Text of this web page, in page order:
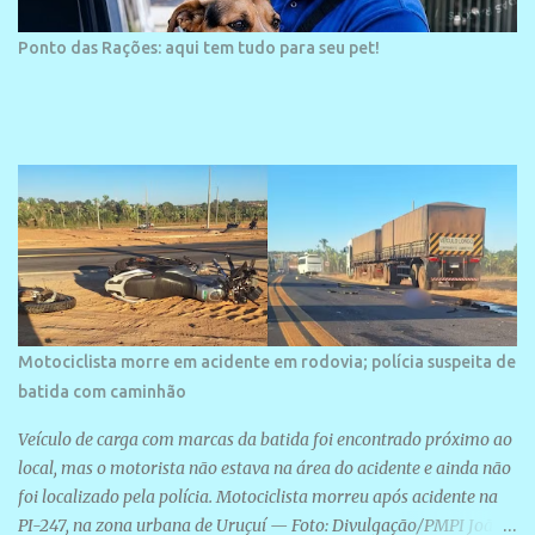
Ponto das Rações: aqui tem tudo para seu pet!
Motociclista morre em acidente em rodovia; polícia suspeita de
batida com caminhão
Veículo de carga com marcas da batida foi encontrado próximo ao
local, mas o motorista não estava na área do acidente e ainda não
foi localizado pela polícia. Motociclista morreu após acidente na
PI-247, na zona urbana de Uruçuí — Foto: Divulgação/PMPI João